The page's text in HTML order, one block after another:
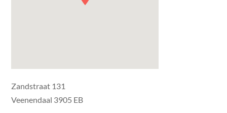
Zandstraat 131
Veenendaal 3905 EB